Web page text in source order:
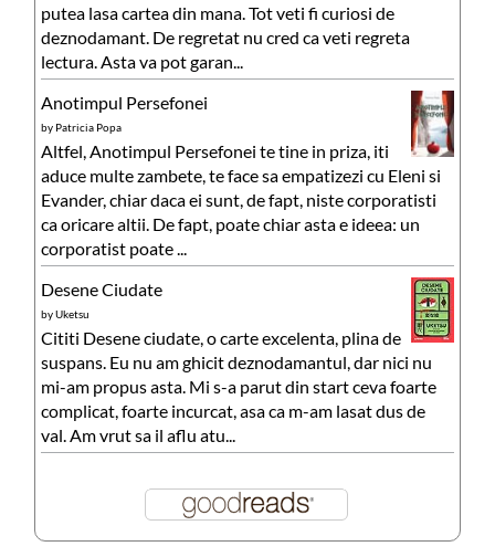
putea lasa cartea din mana. Tot veti fi curiosi de
deznodamant. De regretat nu cred ca veti regreta
lectura. Asta va pot garan...
Anotimpul Persefonei
by Patricia Popa
Altfel, Anotimpul Persefonei te tine in priza, iti
aduce multe zambete, te face sa empatizezi cu Eleni si
Evander, chiar daca ei sunt, de fapt, niste corporatisti
ca oricare altii. De fapt, poate chiar asta e ideea: un
corporatist poate ...
Desene Ciudate
byUketsu
Cititi Desene ciudate, o carte excelenta, plina de
suspans. Eu nu am ghicit deznodamantul, dar nici nu
mi-am propus asta. Mi s-a parut din start ceva foarte
complicat, foarte incurcat, asa ca m-am lasat dus de
val. Am vrut sa il aflu atu...